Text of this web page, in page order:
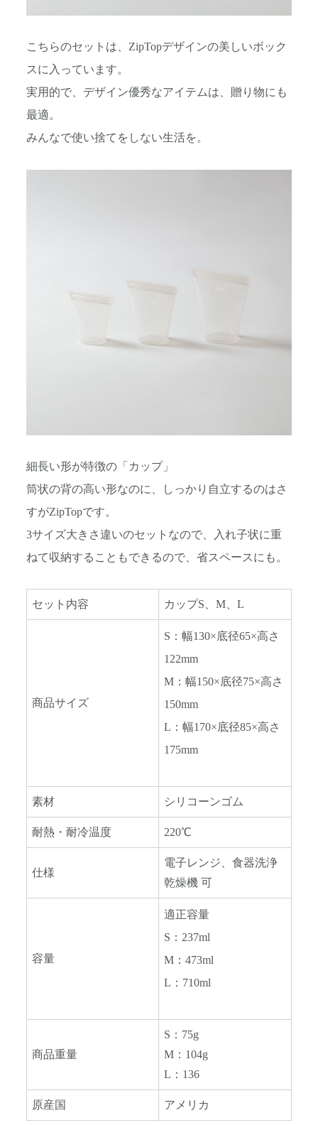
こちらのセットは、ZipTopデザインの美しいボック
スに入っています。
実用的で、デザイン優秀なアイテムは、贈り物にも
最適。
みんなで使い捨てをしない生活を。
細長い形が特徴の「カップ」
筒状の背の高い形なのに、しっかり自立するのはさ
すがZipTopです。
3サイズ大きさ違いのセットなので、入れ子状に重
ねて収納することもできるので、省スペースにも。
セット内容 カップS、M、L
商品サイズ
S：幅130×底径65×高さ
122mm
M：幅150×底径75×高さ
150mm
L：幅170×底径85×高さ
175mm
素材 シリコーンゴム
耐熱・耐冷温度 220℃
仕様
電子レンジ、食器洗浄
乾燥機 可
容量
適正容量
S：237ml
M：473ml
L：710ml
商品重量
S：75g
M：104g
L：136
原産国 アメリカ